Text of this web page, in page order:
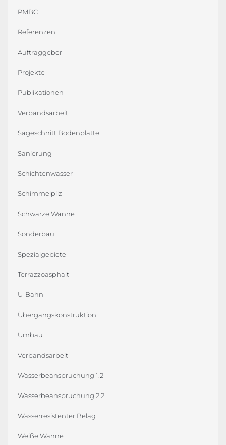
PMBC
Referenzen
Auftraggeber
Projekte
Publikationen
Verbandsarbeit
Sägeschnitt Bodenplatte
Sanierung
Schichtenwasser
Schimmelpilz
Schwarze Wanne
Sonderbau
Spezialgebiete
Terrazzoasphalt
U-Bahn
Übergangskonstruktion
Umbau
Verbandsarbeit
Wasserbeanspruchung 1.2
Wasserbeanspruchung 2.2
Wasserresistenter Belag
Weiße Wanne